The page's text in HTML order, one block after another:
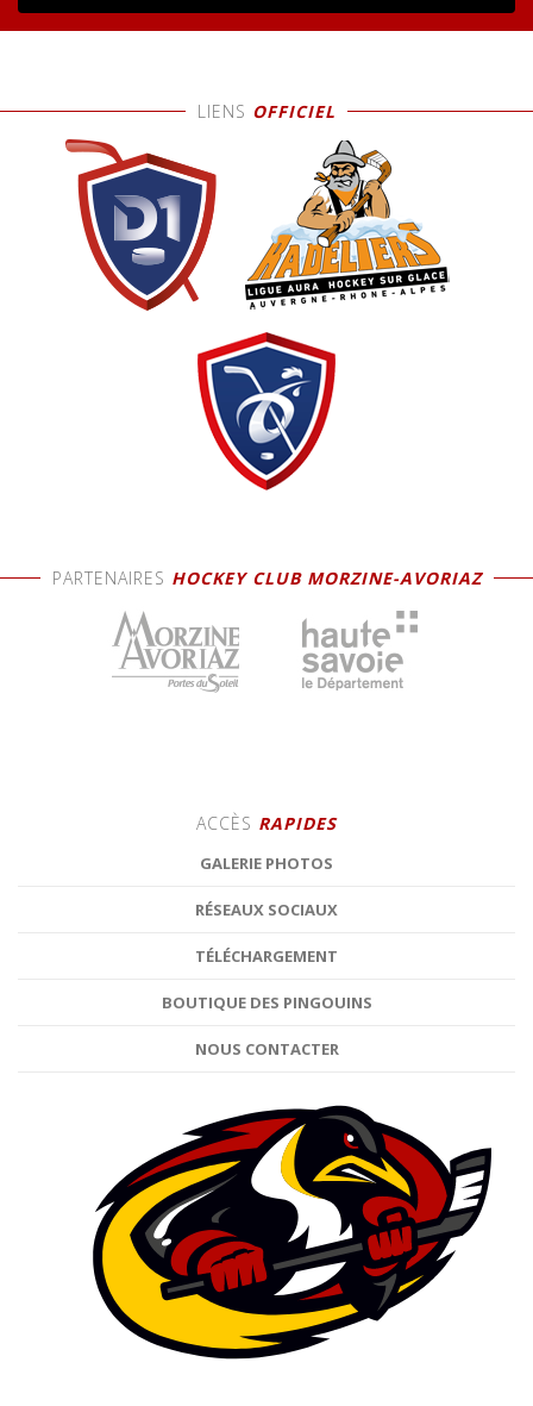
LIENS OFFICIEL
PARTENAIRES HOCKEY CLUB MORZINE-AVORIAZ
ACCÈS RAPIDES
GALERIE PHOTOS
RÉSEAUX SOCIAUX
TÉLÉCHARGEMENT
BOUTIQUE DES PINGOUINS
NOUS CONTACTER